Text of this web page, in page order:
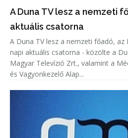
A Duna TV lesz a nemzeti
aktuális csatorna
A Duna TV lesz a nemzeti főadó,
napi aktuális csatorna - közölte a
Magyar Televízió Zrt., valamint a
és Vagyonkezelő Alap...